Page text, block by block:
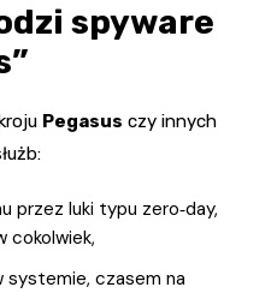
spyware
Pegasus czy innych
przez luki typu zero‑day,
cokolwiek,
systemie, czasem na